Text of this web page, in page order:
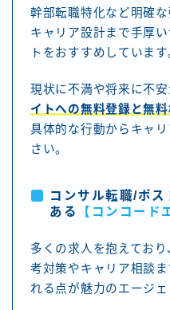
幹部転職特化など明確
キャリア設計まで手厚
トをおすすめしています
現状に不満や将来に不安
イトへの無料登録と無料
具体的な行動からキャ
さい。
コンサル転職/ポ
ある
【コンコード
多くの求人を抱えてお
考対策やキャリア相談
れる点が魅力のエージェ